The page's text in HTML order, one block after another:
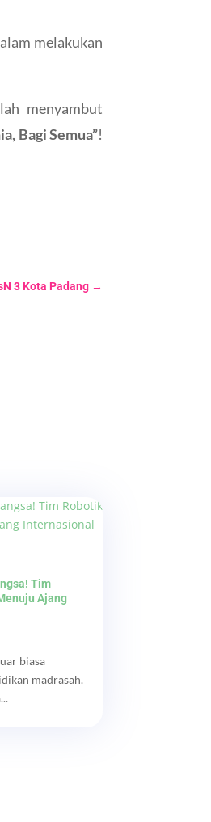
melakukan
menyambut
Bagi Semua”!
3 Kota Padang→
Tim
Ajang
biasa
madrasah.